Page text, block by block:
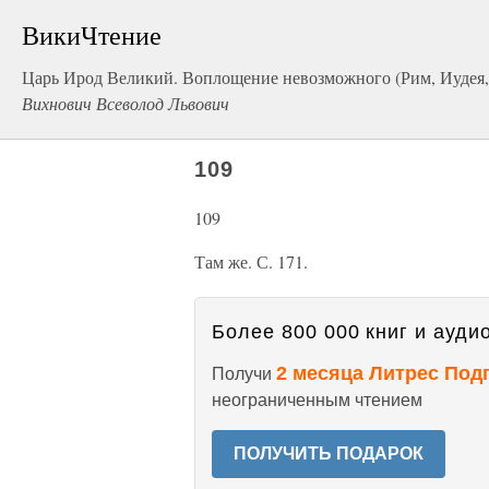
ВикиЧтение
Царь Ирод Великий. Воплощение невозможного (Рим,
Вихнович Всеволод Львович
109
109
Там же. С. 171.
Более 800 000 книг и
Получи 2 месяца Литрес
неограниченным чтением
ПОЛУЧИТЬ ПОДАРОК